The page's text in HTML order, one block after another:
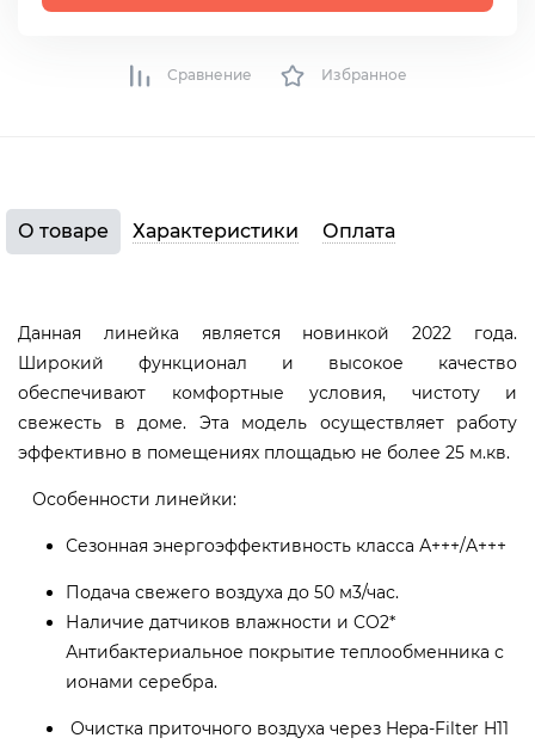
Сравнение Избранное
О товаре Характеристики Оплата
Данная линейка является новинкой 2022 года.
Широкий функционал и высокое качество
обеспечивают комфортные условия, чистоту и
свежесть в доме. Эта модель осуществляет работу
эффективно в помещениях площадью не более 25 м.кв.
Особенности линейки:
Сезонная энергоэффективность класса А+++/A+++
Подача свежего воздуха до 50 м3/час.
Наличие датчиков влажности и CO2*
Антибактериальное покрытие теплообменника с
ионами серебра.
Очистка приточного воздуха через Hepa-Filter H11